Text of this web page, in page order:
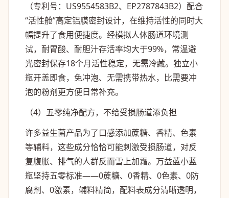
（专利号：US9554583B2、EP2787843B2）配合
“活性舱”高定铝膜密封设计，在维持活性的同时大
幅提升了食用便捷度。经模拟人体肠道环境测
试，耐胃酸、耐胆汁存活率均大于99%，常温避
光密封保存18个月活性稳定，无需冷藏。独立小
瓶开盖即食，免冲泡、无需携带热水，比需要冲
泡的粉剂更方便日常补充。
（4）五零纯净配方，不给受损肠道添负担
许多益生菌产品为了口感添加蔗糖、香精、色素
等辅料，这些成分恰恰可能刺激受损肠道，对反
复腹胀、排气的人群反而雪上加霜。万益蓝小蓝
瓶坚持五零标准——0蔗糖、0香精、0色素、0防
腐剂、0激素，辅料精简，配料表成分清晰透明，